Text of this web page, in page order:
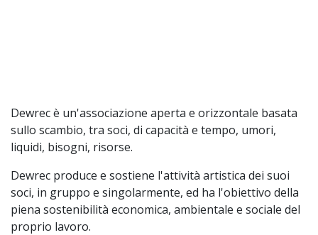
Dewrec è un'associazione aperta e orizzontale basata
sullo scambio, tra soci, di capacità e tempo, umori,
liquidi, bisogni, risorse.
Dewrec produce e sostiene l'attività artistica dei suoi
soci, in gruppo e singolarmente, ed ha l'obiettivo della
piena sostenibilità economica, ambientale e sociale del
proprio lavoro.